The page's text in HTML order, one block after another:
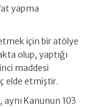
yapma
için bir atölye
olup, yaptığı
maddesi
elde etmiştir.
aynı Kanunun 103